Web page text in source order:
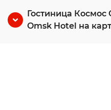
Гостиница Космос
Omsk Hotel на